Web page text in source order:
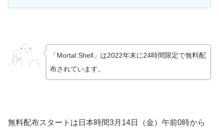
「Mortal Shell」は2022年末に24時間限定で無料配
布されています。
無料配布スタートは日本時間3月14日（金）午前0時から